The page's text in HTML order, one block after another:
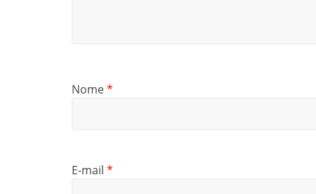
Nome*
E-mail *